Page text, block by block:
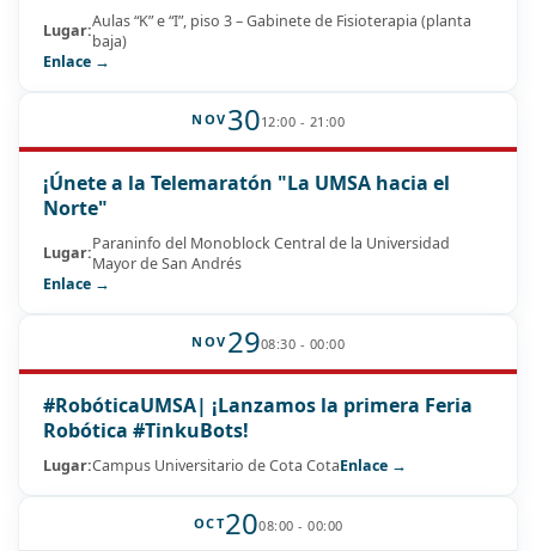
Lugar:Aulas “K” e “I”, piso 3 – Gabinete de Fisioterapia (planta
baja)
Enlace →
NOV 3012:00 - 21:00
¡Únete a la Telemaratón "La UMSA hacia el
Norte"
Lugar:Paraninfo del Monoblock Central de la Universidad
Mayor de San Andrés
Enlace →
NOV 2908:30 - 00:00
#RobóticaUMSA| ¡Lanzamos la primera Feria
Robótica #TinkuBots!
Lugar:Campus Universitario de Cota CotaEnlace →
OCT2008:00 - 00:00